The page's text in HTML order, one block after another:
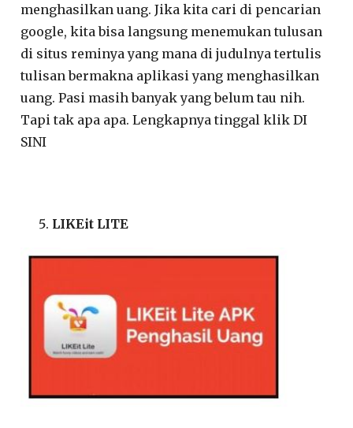
menghasilkan uang. Jika kita cari di pencarian
google, kita bisa langsung menemukan tulusan
di situs reminya yang mana di judulnya tertulis
tulisan bermakna aplikasi yang menghasilkan
uang. Pasi masih banyak yang belum tau nih.
Tapi tak apa apa. Lengkapnya tinggal klik DI
SINI
LIKEit LITE